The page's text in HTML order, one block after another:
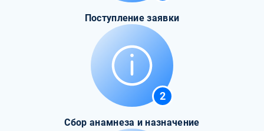
Поступление заявки
2
Сбор анамнеза и назначение